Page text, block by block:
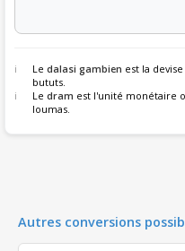
Le dalasi gambien est la
bututs.
Le dram est l'unité monétaire
loumas.
Autres conversions